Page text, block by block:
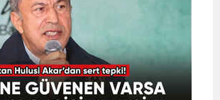
Zonguldak
Aksaray